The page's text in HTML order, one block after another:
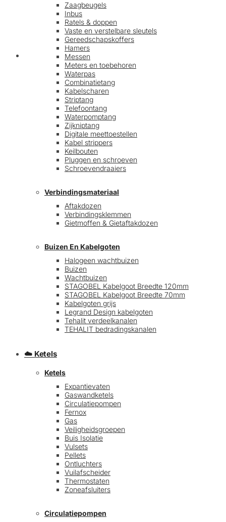
Afrekenen
Zaagbeugels
Inbus
Ratels & doppen
Vaste en verstelbare sleutels
Gereedschapskoffers
Hamers
Messen
Meters en toebehoren
Waterpas
Combinatietang
Kabelscharen
Striptang
Telefoontang
Waterpomptang
Zijkniptang
Digitale meettoestellen
Kabel strippers
Keilbouten
Pluggen en schroeven
Schroevendraaiers
Verbindingsmateriaal
Aftakdozen
Verbindingsklemmen
Gietmoffen & Gietaftakdozen
Buizen En Kabelgoten
Halogeen wachtbuizen
Buizen
Wachtbuizen
STAGOBEL Kabelgoot Breedte 120mm
STAGOBEL Kabelgoot Breedte 70mm
Kabelgoten grijs
Legrand Design kabelgoten
Tehalit verdeelkanalen
TEHALIT bedradingskanalen
☁️ Ketels
Ketels
Expantievaten
Gaswandketels
Circulatiepompen
Fernox
Gas
Veiligheidsgroepen
Buis Isolatie
Vulsets
Pellets
Ontluchters
Vuilafscheider
Thermostaten
Zoneafsluiters
Circulatiepompen